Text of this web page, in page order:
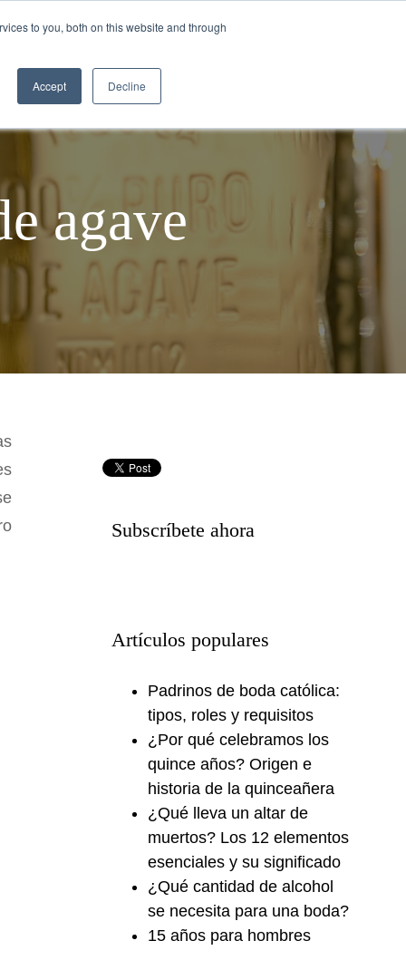
to you, both on this website and through
Accept Decline
agave
Subscríbete ahora
Artículos populares
Padrinos de boda católica:
tipos, roles y requisitos
¿Por qué celebramos los
quince años? Origen e
historia de la quinceañera
¿Qué lleva un altar de
muertos? Los 12 elementos
esenciales y su significado
¿Qué cantidad de alcohol
se necesita para una boda?
15 años para hombres